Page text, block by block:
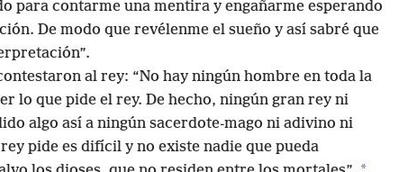
único castigo para todos ustedes. Pero ustedes se
para contarme una mentira y engañarme esperando
De modo que revélenme el sueño y así sabré que
al rey: “No hay ningún hombre en toda la
lo que pide el rey. De hecho, ningún gran rey ni
algo así a ningún sacerdote-mago ni adivino ni